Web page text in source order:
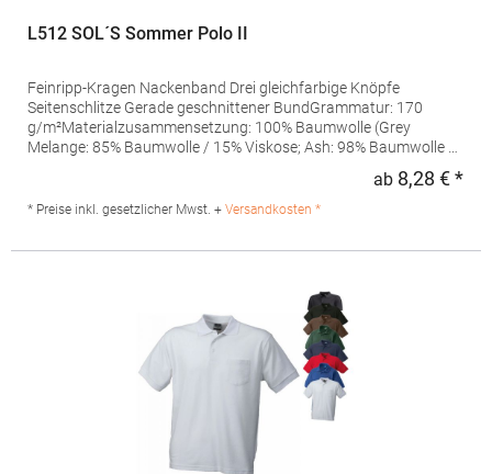
L512 SOL´S Sommer Polo II
Feinripp-Kragen Nackenband Drei gleichfarbige Knöpfe
Seitenschlitze Gerade geschnittener BundGrammatur: 170
g/m²Materialzusammensetzung: 100% Baumwolle (Grey
Melange: 85% Baumwolle / 15% Viskose; Ash: 98% Baumwolle /
Produktsicherheit: Herst.-Nr.: 11342Hersteller: SOLO INVEST 92
Rue Réaumur 75002 Paris Frankreich E-Mail:
ab 8,28 € *
* Preise inkl. gesetzlicher Mwst. + Versandkosten *